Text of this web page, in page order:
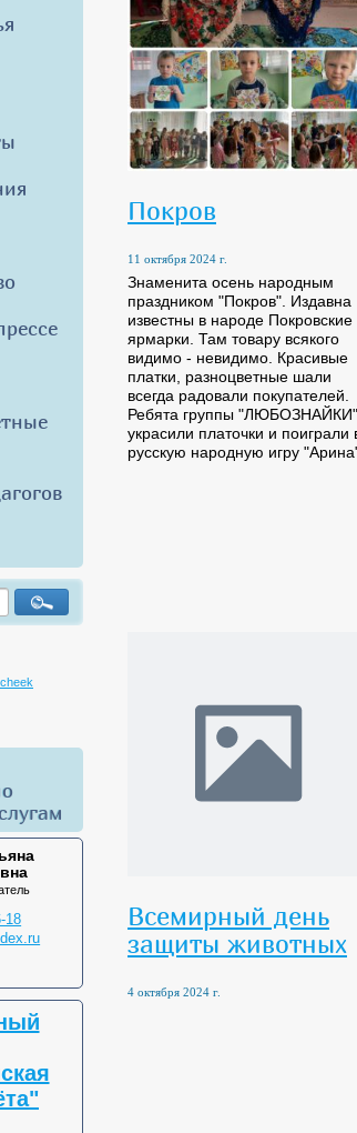
18
Покров
11 октября 2024 г.
Знаменита осень народным
праздником "Покров". Издавна
известны в народе Покровские
ярмарки. Там товару всякого
видимо - невидимо. Красивые
платки, разноцветные шали
всегда радовали покупателей.
Ребята группы "ЛЮБОЗНАЙКИ"
украсили платочки и поиграли
русскую народную игру
Всемирный день
защиты животных
4 октября 2024 г.